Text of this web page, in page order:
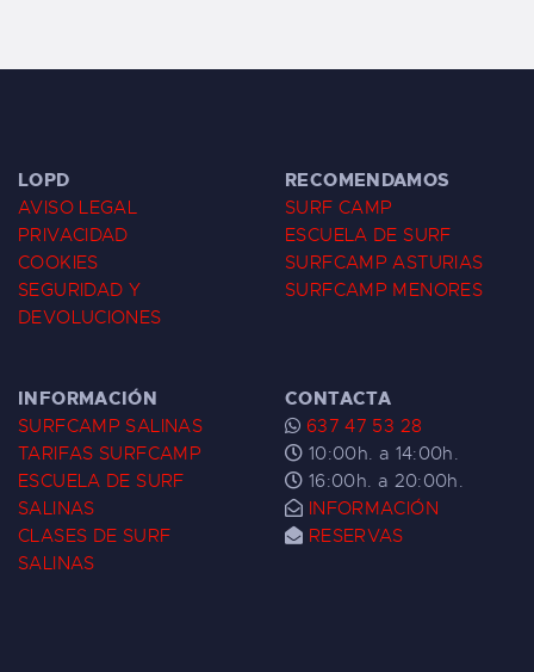
LOPD
AVISO LEGAL
PRIVACIDAD
COOKIES
SEGURIDAD Y
DEVOLUCIONES
RECOMENDAMOS
SURF CAMP
ESCUELA DE SURF
SURFCAMP ASTURIAS
SURFCAMP MENORES
INFORMACIÓN
SURFCAMP SALINAS
TARIFAS SURFCAMP
ESCUELA DE SURF
SALINAS
CLASES DE SURF
SALINAS
CONTACTA
637 47 53 28
10:00h. a 14:00h.
16:00h. a 20:00h.
INFORMACIÓN
RESERVAS